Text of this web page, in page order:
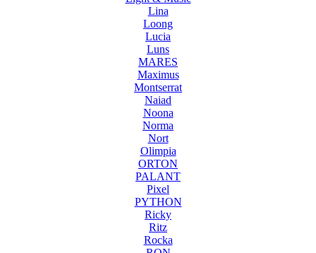
Lina
Loong
Lucia
Luns
MARES
Maximus
Montserrat
Naiad
Noona
Norma
Nort
Olimpia
ORTON
PALANT
Pixel
PYTHON
Ricky
Ritz
Rocka